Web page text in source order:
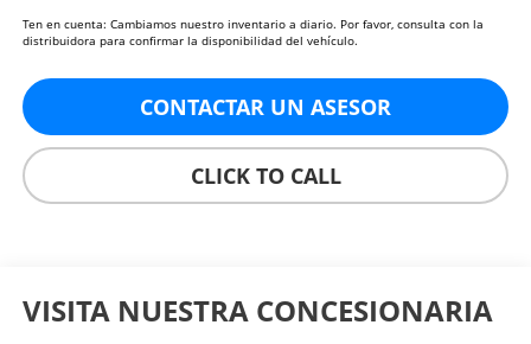
Ten en cuenta: Cambiamos nuestro inventario a diario. Por favor, consulta con la
distribuidora para confirmar la disponibilidad del vehículo.
CONTACTAR UN ASESOR
CLICK TO CALL
VISITA NUESTRA CONCESIONARIA